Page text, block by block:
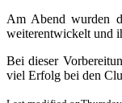
Am Abend wurden
weiterentwickelt und
Bei dieser
viel Erfolg bei den